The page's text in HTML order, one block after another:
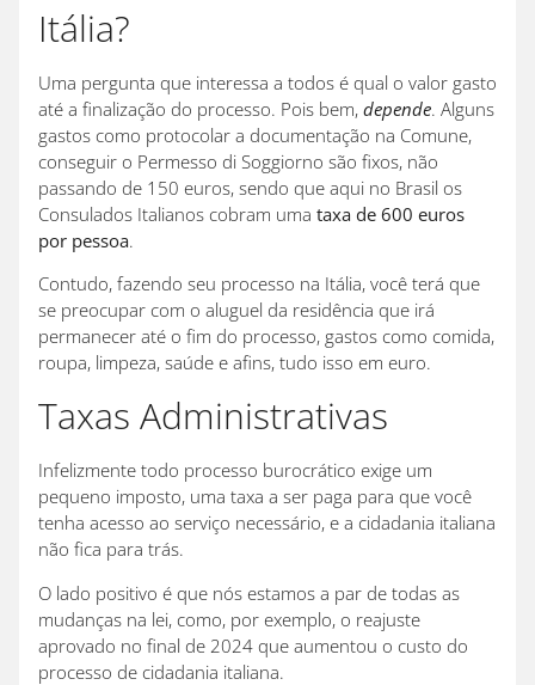
Itália?
Uma pergunta que interessa a todos é qual o valor gasto
até a finalização do processo. Pois bem, depende. Alguns
gastos como protocolar a documentação na Comune,
conseguir o Permesso di Soggiorno são fixos, não
passando de 150 euros, sendo que aqui no Brasil os
Consulados Italianos cobram uma taxa de 600 euros
por pessoa.
Contudo, fazendo seu processo na Itália, você terá que
se preocupar com o aluguel da residência que irá
permanecer até o fim do processo, gastos como comida,
roupa, limpeza, saúde e afins, tudo isso em euro.
Taxas Administrativas
Infelizmente todo processo burocrático exige um
pequeno imposto, uma taxa a ser paga para que você
tenha acesso ao serviço necessário, e a cidadania italiana
não fica para trás.
O lado positivo é que nós estamos a par de todas as
mudanças na lei, como, por exemplo, o reajuste
aprovado no final de 2024 que aumentou o custo do
processo de cidadania italiana.